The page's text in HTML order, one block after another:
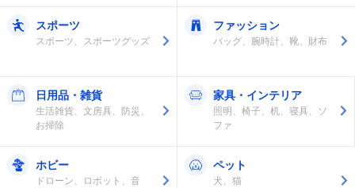
スポーツ
スポーツ、スポーツグッズ
ファッション
バッグ、腕時計、靴、財布
日用品・雑貨
生活雑貨、文房具、防災、
お掃除
家具・インテリア
照明、椅子、机、寝具、ソ
ファ
ホビー
ドローン、ロボット、音
ペット
犬、猫